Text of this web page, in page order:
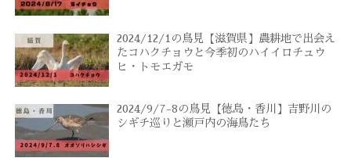
2024/12/1の鳥見【滋賀県】農耕地で出会え
たコハクチョウと今季初のハイイロチュウ
ヒ・トモエガモ
2024/9/7-8の鳥見【徳島・香川】吉野川の
シギチ巡りと瀬戸内の海鳥たち